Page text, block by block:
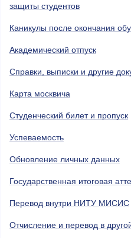
защиты студентов
Каникулы после окончания
Академический отпуск
Справки, выписки и другие
Карта москвича
Студенческий билет и пропуск
Успеваемость
Обновление личных данных
Государственная итоговая
Перевод внутри НИТУ МИСИС
Отчисление и перевод в